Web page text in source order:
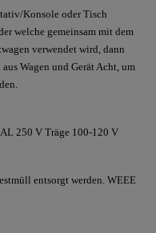
Konsole oder Tisch
welche gemeinsam mit dem
verwendet wird, dann
Wagen und Gerät Acht, um
250 V Träge 100-120 V
entsorgt werden. WEEE